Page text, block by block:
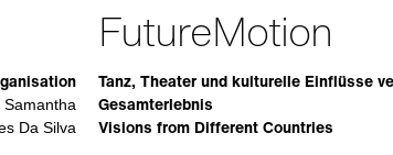
FutureMotion
Tanz, Theater und kulturelle Einflüsse
Gesamterlebnis
Visions from Different Countries
Samantha
Da Silva